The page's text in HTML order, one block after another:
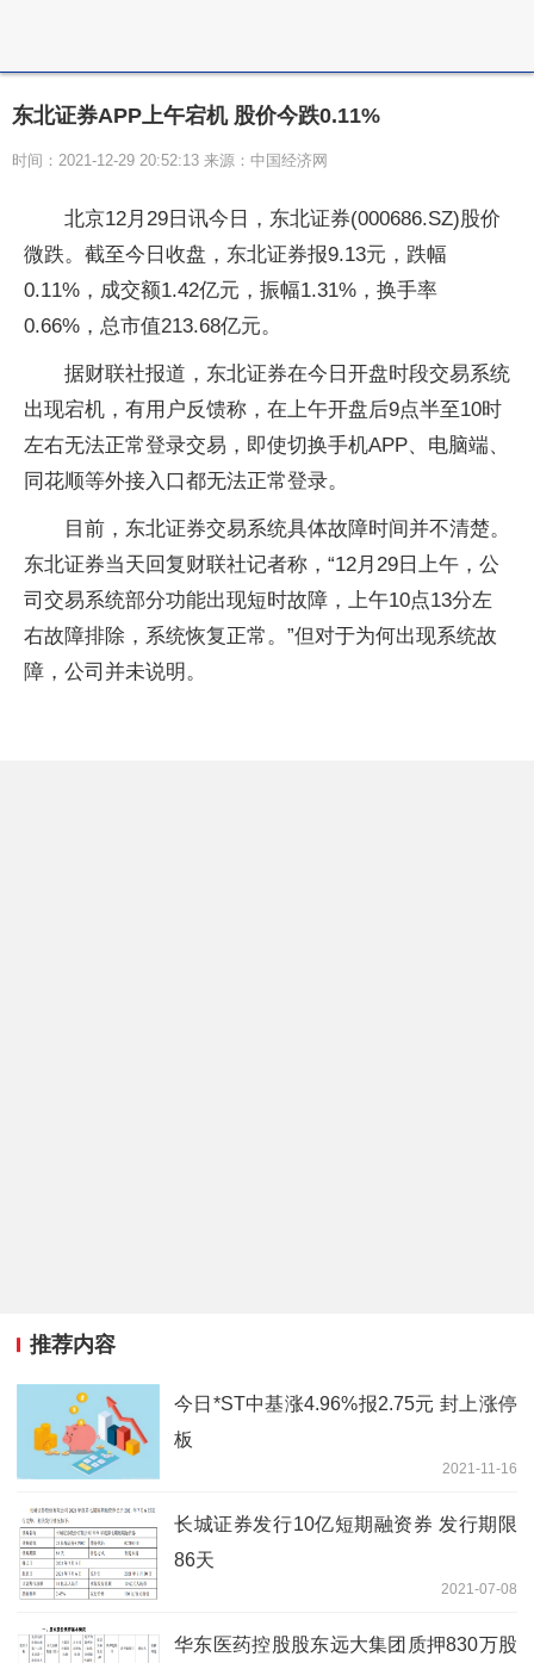
东北证券APP上午宕机 股价今跌0.11%
时间：2021-12-29 20:52:13 来源：中国经济网
北京12月29日讯今日，东北证券(000686.SZ)股价
微跌。截至今日收盘，东北证券报9.13元，跌幅
0.11%，成交额1.42亿元，振幅1.31%，换手率
0.66%，总市值213.68亿元。
据财联社报道，东北证券在今日开盘时段交易系统
出现宕机，有用户反馈称，在上午开盘后9点半至10时
左右无法正常登录交易，即使切换手机APP、电脑端、
同花顺等外接入口都无法正常登录。
目前，东北证券交易系统具体故障时间并不清楚。
东北证券当天回复财联社记者称，“12月29日上午，公
司交易系统部分功能出现短时故障，上午10点13分左
右故障排除，系统恢复正常。”但对于为何出现系统故
障，公司并未说明。
推荐内容
今日*ST中基涨4.96%报2.75元 封上涨停
板
2021-11-16
长城证券发行10亿短期融资券 发行期限
86天
2021-07-08
华东医药控股股东远大集团质押830万股